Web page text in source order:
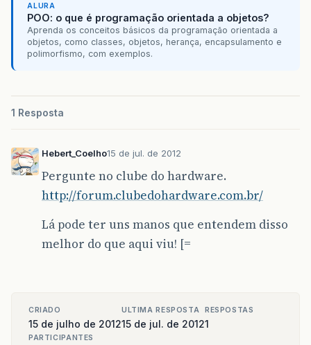
ALURA
POO: o que é programação orientada a objetos?
Aprenda os conceitos básicos da programação orientada a
objetos, como classes, objetos, herança, encapsulamento e
polimorfismo, com exemplos.
1 Resposta
Hebert_Coelho15 de jul. de 2012
Pergunte no clube do hardware.
http://forum.clubedohardware.com.br/
Lá pode ter uns manos que entendem disso
melhor do que aqui viu! [=
CRIADO
15 de julho de 2012
ULTIMA RESPOSTA
15 de jul. de 2012
RESPOSTAS
1
PARTICIPANTES